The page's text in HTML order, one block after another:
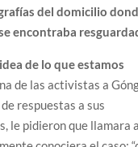
del domicilio
encontraba
de lo que estamos
de las activistas a
respuestas a sus
le pidieron que llamara